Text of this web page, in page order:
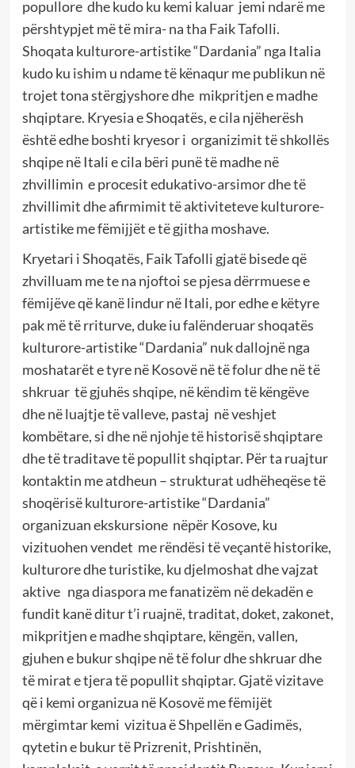
popullore dhe kudo ku kemi kaluar jemi ndarë me
përshtypjet më të mira- na tha Faik Tafolli.
Shoqata kulturore-artistike “Dardania” nga Italia
kudo ku ishim u ndame të kënaqur me publikun në
trojet tona stërgjyshore dhe mikpritjen e madhe
shqiptare. Kryesia e Shoqatës, e cila njëherësh
është edhe boshti kryesor i organizimit të shkollës
shqipe në Itali e cila bëri punë të madhe në
zhvillimin e procesit edukativo-arsimor dhe të
zhvillimit dhe afirmimit të aktiviteteve kulturore-
artistike me fëmijjët e të gjitha moshave.
Kryetari i Shoqatës, Faik Tafolli gjatë bisede që
zhvilluam me te na njoftoi se pjesa dërrmuese e
fëmijëve që kanë lindur në Itali, por edhe e këtyre
pak më të rriturve, duke iu falënderuar shoqatës
kulturore-artistike “Dardania” nuk dallojnë nga
moshatarët e tyre në Kosovë në të folur dhe në të
shkruar të gjuhës shqipe, në këndim të këngëve
dhe në luajtje të valleve, pastaj në veshjet
kombëtare, si dhe në njohje të historisë shqiptare
dhe të traditave të popullit shqiptar. Për ta ruajtur
kontaktin me atdheun – strukturat udhëheqëse të
shoqërisë kulturore-artistike “Dardania”
organizuan ekskursione nëpër Kosove, ku
vizituohen vendet me rëndësi të veçantë historike,
kulturore dhe turistike, ku djelmoshat dhe vajzat
aktive nga diaspora me fanatizëm në dekadën e
fundit kanë ditur t’i ruajnë, traditat, doket, zakonet,
mikpritjen e madhe shqiptare, këngën, vallen,
gjuhen e bukur shqipe në të folur dhe shkruar dhe
të mirat e tjera të popullit shqiptar. Gjatë vizitave
që i kemi organizua në Kosovë me fëmijët
mërgimtar kemi vizitua ë Shpellën e Gadimës,
qytetin e bukur të Prizrenit, Prishtinën,